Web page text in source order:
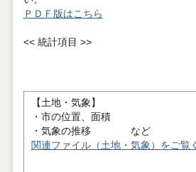
ＰＤＦ版はこちら
<< 統計項目 >>
【土地・気象】
・市の位置、面積
・気象の推移 など
関連ファイル（土地・気象）をご覧